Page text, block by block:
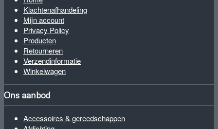
Klachtenafhandeling
Mijn account
Privacy Policy
Producten
Retourneren
Verzendinformatie
Winkelwagen
Ons aanbod
Accessoires & gereedschappen